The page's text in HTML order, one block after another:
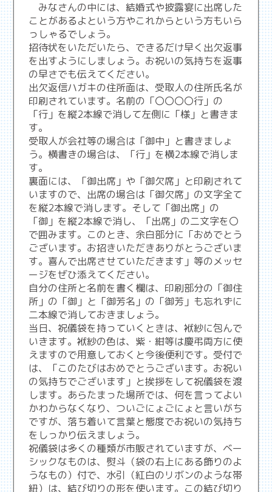
みなさんの中には、結婚式や披露宴に出席した
ことがあるよという方やこれからという方もいら
っしゃるでしょう。
招待状をいただいたら、できるだけ早く出欠返事
を出すようにしましょう。お祝いの気持ちを返事
の早さでも伝えてください。
出欠返信ハガキの住所面は、受取人の住所氏名が
印刷されています。名前の「〇〇〇〇行」の
「行」を縦2本線で消して左側に「様」と書きま
す。
受取人が会社等の場合は「御中」と書きましょ
う。横書きの場合は、「行」を横2本線で消しま
す。
裏面には、「御出席」や「御欠席」と印刷されて
いますので、出席の場合は「御欠席」の文字全て
を縦2本線で消します。そして「御出席」の
「御」を縦2本線で消し、「出席」の二文字を〇
で囲みます。このとき、余白部分に「おめでとう
ございます。お招きいただきありがとうございま
す。喜んで出席させていただきます」等のメッセ
ージをぜひ添えてください。
自分の住所と名前を書く欄は、印刷部分の「御住
所」の「御」と「御芳名」の「御芳」も忘れずに
二本線で消しておきましょう。
当日、祝儀袋を持っていくときは、袱紗に包んで
いきます。袱紗の色は、紫・紺等は慶弔両方に使
えますので用意しておくと今後便利です。受付で
は、「このたびはおめでとうございます。お祝い
の気持ちでございます」と挨拶をして祝儀袋を渡
します。あらたまった場所では、何を言ってよい
かわからなくなり、ついごにょごにょと言いがち
ですが、落ち着いて言葉と態度でお祝いの気持ち
をしっかり伝えましょう。
祝儀袋は多くの種類が市販されていますが、ベー
シックなものは、熨斗（袋の右上にある飾りのよ
うなもの）付で、水引（紅白のリボンのような帯
紐）は、結び切りの形を使います。この結び切り